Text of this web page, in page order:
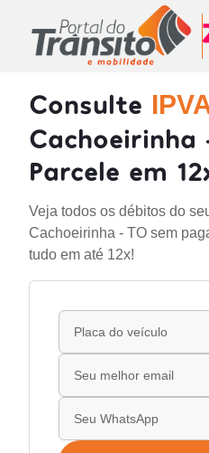
Consulte
Cachoeirinha
Parcele em
Veja todos os débitos do
Cachoeirinha - TO sem
tudo em até 12x!